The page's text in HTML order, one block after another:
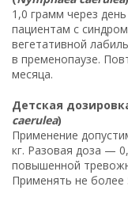
1,0 грамм через
пациентам с
вегетативной
в пременопаузе.
месяца.
Детская
caerulea)
Применение
кг. Разовая доза —
повышенной
Применять не более